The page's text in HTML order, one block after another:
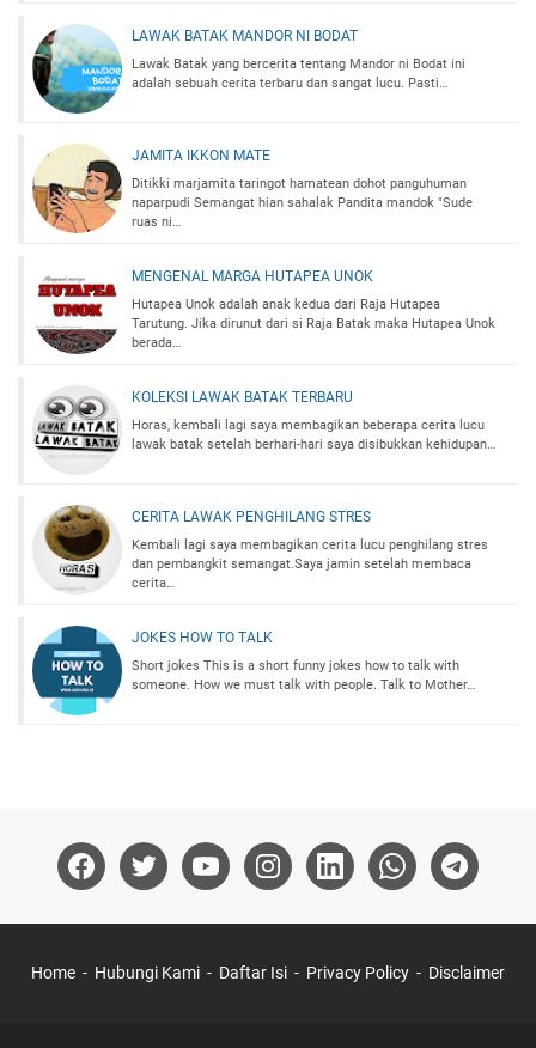
LAWAK BATAK MANDOR NI BODAT
Lawak Batak yang bercerita tentang Mandor ni Bodat ini
adalah sebuah cerita terbaru dan sangat lucu. Pasti…
JAMITA IKKON MATE
Ditikki marjamita taringot hamatean dohot panguhuman
naparpudi Semangat hian sahalak Pandita mandok "Sude
ruas ni…
MENGENAL MARGA HUTAPEA UNOK
Hutapea Unok adalah anak kedua dari Raja Hutapea
Tarutung. Jika dirunut dari si Raja Batak maka Hutapea Unok
berada…
KOLEKSI LAWAK BATAK TERBARU
Horas, kembali lagi saya membagikan beberapa cerita lucu
lawak batak setelah berhari-hari saya disibukkan kehidupan…
CERITA LAWAK PENGHILANG STRES
Kembali lagi saya membagikan cerita lucu penghilang stres
dan pembangkit semangat.Saya jamin setelah membaca
cerita…
JOKES HOW TO TALK
Short jokes This is a short funny jokes how to talk with
someone. How we must talk with people. Talk to Mother…
Home Hubungi Kami Daftar Isi Privacy Policy Disclaimer